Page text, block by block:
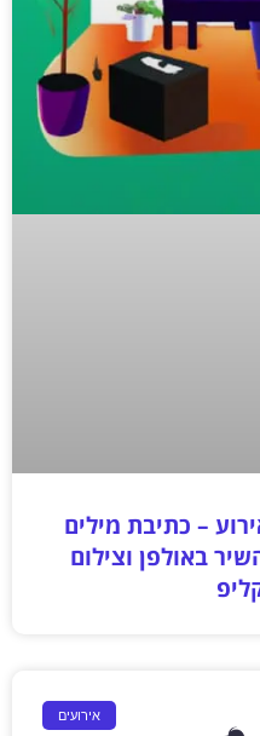
– כתיבת מילים
באולפן וצילום
אירועים